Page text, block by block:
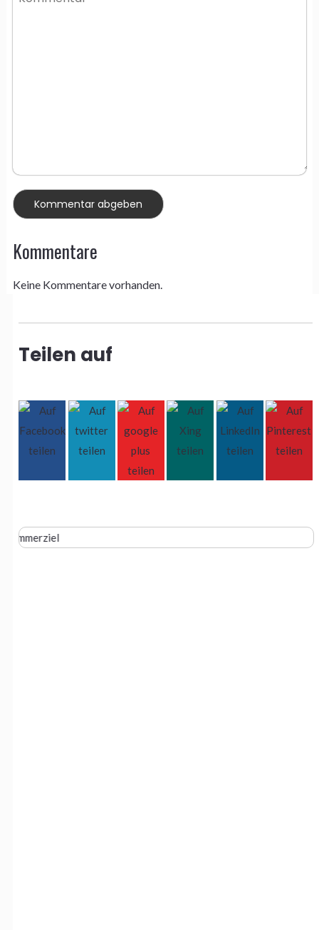
Kommentare
Keine Kommentare vorhanden.
Teilen auf